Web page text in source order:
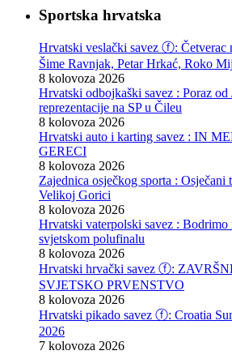
Sportska hrvatska
Hrvatski veslački savez ⓕ: Četverac
Šime Ravnjak, Petar Hrkać, Roko
8 kolovoza 2026
Hrvatski odbojkaški savez : Poraz od
reprezentacije na SP u Čileu
8 kolovoza 2026
Hrvatski auto i karting savez : IN
GERECI
8 kolovoza 2026
Zajednica osječkog sporta : Osječani
Velikoj Gorici
8 kolovoza 2026
Hrvatski vaterpolski savez : Bodrimo
svjetskom polufinalu
8 kolovoza 2026
Hrvatski hrvački savez ⓕ:
SVJETSKO PRVENSTVO
8 kolovoza 2026
Hrvatski pikado savez ⓕ: Croatia
2026
7 kolovoza 2026